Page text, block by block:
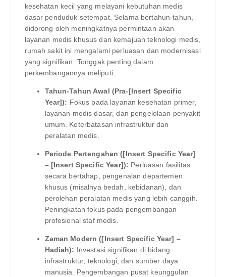
kesehatan kecil yang melayani kebutuhan medis
dasar penduduk setempat. Selama bertahun-tahun,
didorong oleh meningkatnya permintaan akan
layanan medis khusus dan kemajuan teknologi medis,
rumah sakit ini mengalami perluasan dan modernisasi
yang signifikan. Tonggak penting dalam
perkembangannya meliputi:
Tahun-Tahun Awal (Pra-[Insert Specific
Year]): Fokus pada layanan kesehatan primer,
layanan medis dasar, dan pengelolaan penyakit
umum. Keterbatasan infrastruktur dan
peralatan medis.
Periode Pertengahan ([Insert Specific Year]
– [Insert Specific Year]): Perluasan fasilitas
secara bertahap, pengenalan departemen
khusus (misalnya bedah, kebidanan), dan
perolehan peralatan medis yang lebih canggih.
Peningkatan fokus pada pengembangan
profesional staf medis.
Zaman Modern ([Insert Specific Year] –
Hadiah): Investasi signifikan di bidang
infrastruktur, teknologi, dan sumber daya
manusia. Pengembangan pusat keunggulan